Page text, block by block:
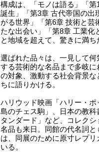
構成は、「モノは語る」「
誕生」「第3章 古代帝国の出
がる世界」「第6章 技術と芸
たな出会い」「第8章 工業化
と地域を超えて、驚きに満ち
選ばれた品々は、一見して
する芸術的な名品まで多岐
の対象、激動する社会背景
ちに語りかける。
ハリウッド映画「ハリー・
島のチェス駒」、日本の教
タンダード」など、コレク
名品も来日。同館の代名詞と
は、同展のために原寸レプ
いる。